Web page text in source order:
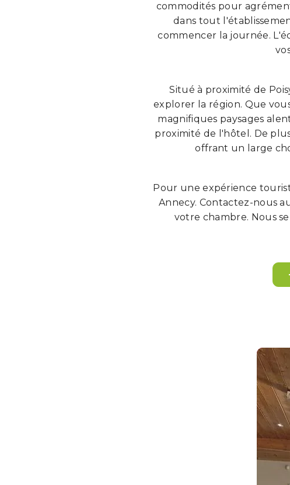
commodités pour
dans tout
commencer la journée.
Situé à proximité de
explorer la région. Que
magnifiques paysages
proximité de l'hôtel. De
offrant un large
Pour une expérience
Annecy. Contactez-nous
votre chambre. Nous